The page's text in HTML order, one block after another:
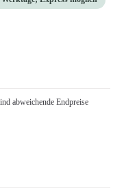
abweichende Endpreise